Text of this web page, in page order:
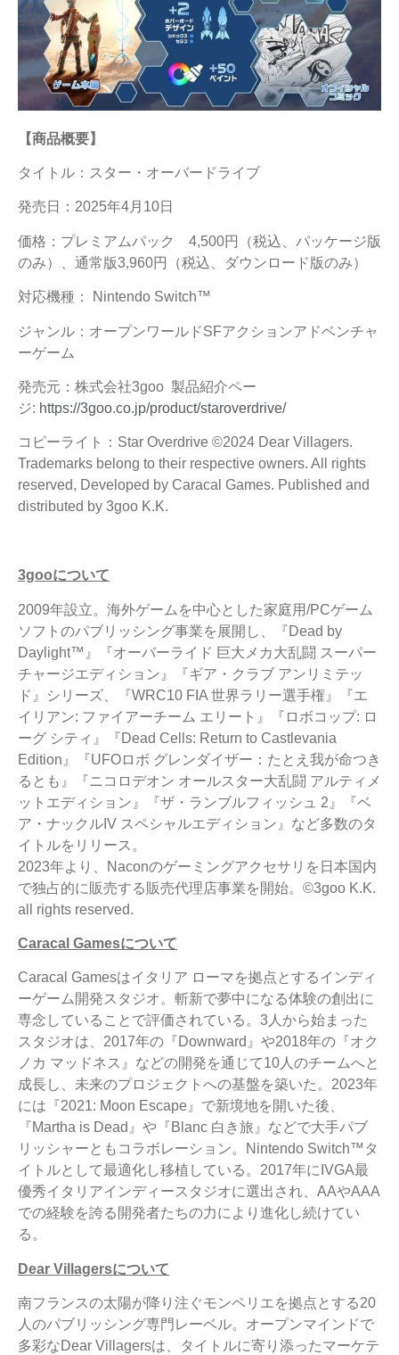
【商品概要】
タイトル：スター・オーバードライブ
発売日：2025年4月10日
価格：プレミアムパック 4,500円（税込、パッケージ版
のみ）、通常版3,960円（税込、ダウンロード版のみ）
対応機種： Nintendo Switch™
ジャンル：オープンワールドSFアクションアドベンチャ
ーゲーム
発売元：株式会社3goo 製品紹介ペー
ジ: https://3goo.co.jp/product/staroverdrive/
コピーライト：Star Overdrive ©2024 Dear Villagers.
Trademarks belong to their respective owners. All rights
reserved, Developed by Caracal Games. Published and
distributed by 3goo K.K.
3gooについて
2009年設立。海外ゲームを中心とした家庭用/PCゲーム
ソフトのパブリッシング事業を展開し、『Dead by
Daylight™』『オーバーライド 巨大メカ大乱闘 スーパー
チャージエディション』『ギア・クラブ アンリミテッ
ド』シリーズ、『WRC10 FIA 世界ラリー選手権』『エ
イリアン: ファイアーチーム エリート』『ロボコップ: ロ
ーグ シティ』『Dead Cells: Return to Castlevania
Edition』『UFOロボ グレンダイザー：たとえ我が命つき
るとも』『ニコロデオン オールスター大乱闘 アルティメ
ットエディション』『ザ・ランブルフィッシュ 2』『ベ
ア・ナックルIV スペシャルエディション』など多数のタ
イトルをリリース。
2023年より、Naconのゲーミングアクセサリを日本国内
で独占的に販売する販売代理店事業を開始。©3goo K.K.
all rights reserved.
Caracal Gamesについて
Caracal Gamesはイタリア ローマを拠点とするインディ
ーゲーム開発スタジオ。斬新で夢中になる体験の創出に
専念していることで評価されている。3人から始まった
スタジオは、2017年の『Downward』や2018年の『オク
ノカ マッドネス』などの開発を通じて10人のチームへと
成長し、未来のプロジェクトへの基盤を築いた。2023年
には『2021: Moon Escape』で新境地を開いた後、
『Martha is Dead』や『Blanc 白き旅』などで大手パブ
リッシャーともコラボレーション。Nintendo Switch™タ
イトルとして最適化し移植している。2017年にIVGA最
優秀イタリアインディースタジオに選出され、AAやAAA
での経験を誇る開発者たちの力により進化し続けてい
る。
Dear Villagersについて
南フランスの太陽が降り注ぐモンペリエを拠点とする20
人のパブリッシング専門レーベル。オープンマインドで
多彩なDear Villagersは、タイトルに寄り添ったマーケテ